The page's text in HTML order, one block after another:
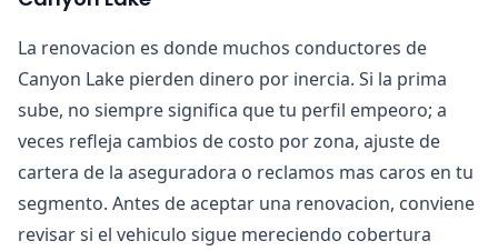
La renovacion es donde muchos conductores de
Canyon Lake pierden dinero por inercia. Si la prima
sube, no siempre significa que tu perfil empeoro; a
veces refleja cambios de costo por zona, ajuste de
cartera de la aseguradora o reclamos mas caros en tu
segmento. Antes de aceptar una renovacion, conviene
revisar si el vehiculo sigue mereciendo cobertura